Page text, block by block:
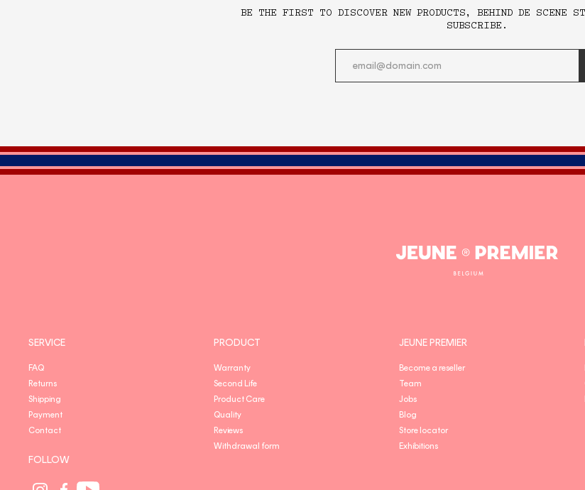
BE THE FIRST TO DISCOVER NEW PRODUCTS, BEHIND DE SCENE
SUBSCRIBE.
Jeune
SERVICE
FAQ
Returns
Shipping
Payment
Contact
PRODUCT
Warranty
Second Life
Product Care
Quality
Reviews
Withdrawal form
JEUNE PREMIER
Become a reseller
Team
Jobs
Blog
Store locator
Exhibitions
FOLLOW
Social SocialSocial